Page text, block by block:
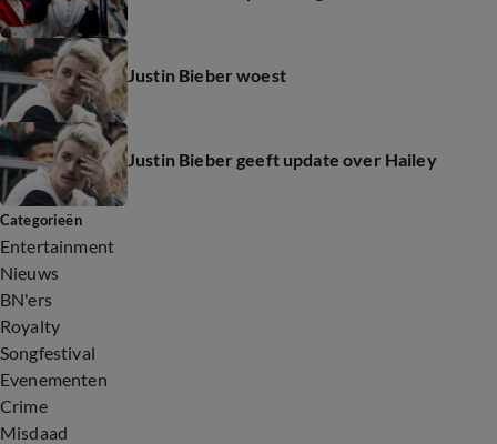
Justin Bieber woest
Justin Bieber geeft update over Hailey
Categorieën
Entertainment
Nieuws
BN'ers
Royalty
Songfestival
Evenementen
Crime
Misdaad